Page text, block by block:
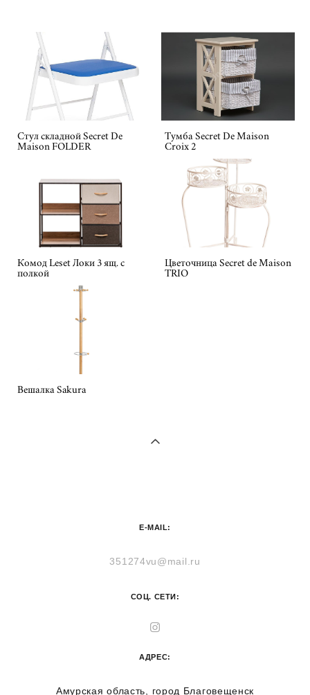
Стул складной Secret De
Maison FOLDER
Тумба Secret De Maison
Croix 2
Комод Leset Локи 3 ящ. с
полкой
Цветочница Secret de Maison
TRIO
Вешалка Sakura
E-MAIL:
351274vu@mail.ru
СОЦ. СЕТИ:
АДРЕС:
Амурская область, город Благовещенск